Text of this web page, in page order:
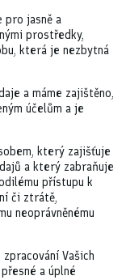
pro jasně a
prostředky,
která je nezbytná
a máme zajištěno,
účelům a je
který zajišťuje
a který zabraňuje
přístupu k
či ztrátě,
neoprávněnému
Vašich
a úplné